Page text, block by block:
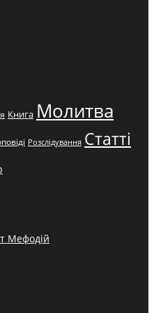
Книга Молитва
Розслідування Статті
Мефодій